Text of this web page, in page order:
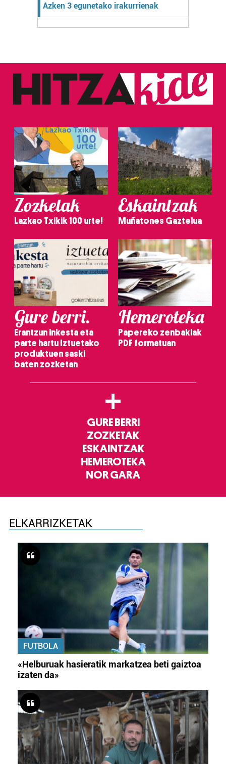
Azken 3 egunetako irakurrienak
Zozketak
Lazkao Txikik 100 urte!
Eskaintzak
Muñatones Gaztelua
Gure berri.
Erantzun inkesta eta
parte hartu Iztuetako
produktuen saski
baten zozketan
Hemeroteka
Papereko zenbakiak
PDF formatuan
+
GURE BERRI
ZOZKETAK
ESKAINTZAK
HEMEROTEKA
NOR GARA
ELKARRIZKETAK
FUTBOLA
«Helburuak hasieratik markatzea beti gaiztoa
izaten da»